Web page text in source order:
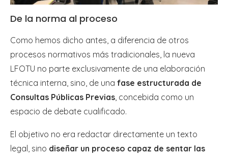
De la norma al proceso
Como hemos dicho antes, a diferencia de otros
procesos normativos más tradicionales, la nueva
LFOTU no parte exclusivamente de una elaboración
técnica interna, sino, de una fase estructurada de
Consultas Públicas Previas , concebida como un
espacio de debate cualificado.
El objetivo no era redactar directamente un texto
legal, sino diseñar un proceso capaz de sentar las